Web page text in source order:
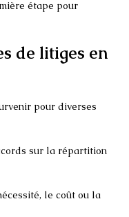
étape pour
de litiges en
pour diverses
sur la répartition
le coût ou la